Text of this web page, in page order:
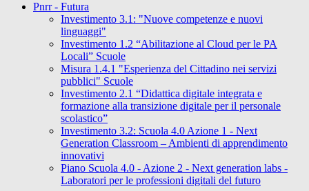
Pnrr - Futura
Investimento 3.1: "Nuove competenze e nuovi
linguaggi"
Investimento 1.2 “Abilitazione al Cloud per le PA
Locali” Scuole
Misura 1.4.1 "Esperienza del Cittadino nei servizi
pubblici" Scuole
Investimento 2.1 “Didattica digitale integrata e
formazione alla transizione digitale per il personale
scolastico”
Investimento 3.2: Scuola 4.0 Azione 1 - Next
Generation Classroom – Ambienti di apprendimento
innovativi
Piano Scuola 4.0 - Azione 2 - Next generation labs -
Laboratori per le professioni digitali del futuro